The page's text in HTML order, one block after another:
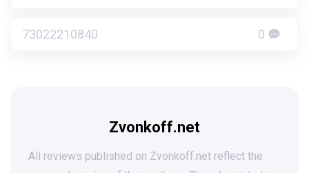
73022210840 0
Zvonkoff.net
All reviews published on Zvonkoff.net reflect the